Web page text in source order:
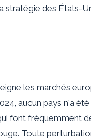
stratégie des États-
les marchés
aucun pays n'a été
font fréquemment
Toute